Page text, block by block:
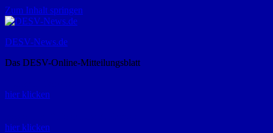
Zum Inhalt springen
DESV-News.de
Das DESV-Online-Mitteilungsblatt
hier klicken
hier klicken